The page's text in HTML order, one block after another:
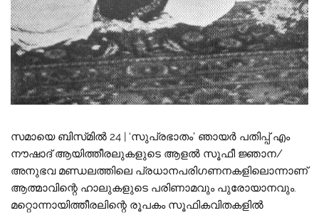
സമായെ ബിസ്‌മിൽ 24 | ‘സുപ്രഭാതം’ ഞായർ പതിപ്പ് എം
നൗഷാദ് ആയിത്തീരലുകളുടെ ആളൽ സൂഫീ ജ്ഞാന/
അനുഭവ മണ്ഡലത്തിലെ പ്രധാനപരിഗണനകളിലൊന്നാണ്
ആത്മാവിന്റെ ഹാലുകളുടെ പരിണാമവും പുരോയാനവും.
മറ്റൊന്നായിത്തീരലിന്റെ രൂപകം സൂഫികവിതകളിൽ